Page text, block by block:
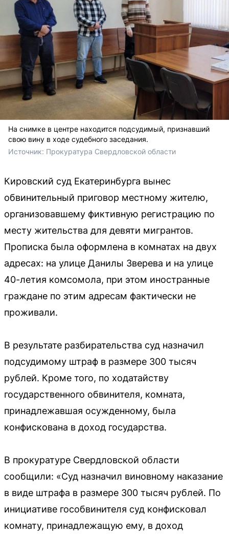
На снимке в центре находится подсудимый, признавший
свою вину в ходе судебного заседания.
Источник: Прокуратура Свердловской области
Кировский суд Екатеринбурга вынес
обвинительный приговор местному жителю,
организовавшему фиктивную регистрацию по
месту жительства для девяти мигрантов.
Прописка была оформлена в комнатах на двух
адресах: на улице Данилы Зверева и на улице
40-летия комсомола, при этом иностранные
граждане по этим адресам фактически не
проживали.
В результате разбирательства суд назначил
подсудимому штраф в размере 300 тысяч
рублей. Кроме того, по ходатайству
государственного обвинителя, комната,
принадлежавшая осужденному, была
конфискована в доход государства.
В прокуратуре Свердловской области
сообщили: «Суд назначил виновному наказание
в виде штрафа в размере 300 тысяч рублей. По
инициативе гособвинителя суд конфисковал
комнату, принадлежащую ему, в доход